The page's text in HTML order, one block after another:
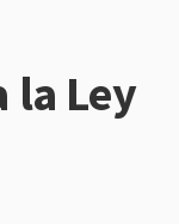
la Ley